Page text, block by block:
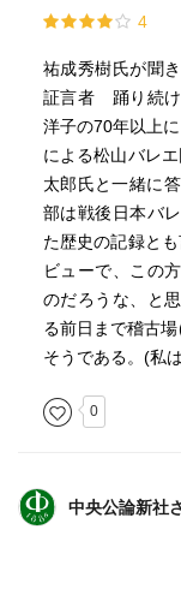
4
祐成秀樹氏が聞
証言者 踊り続
洋子の70年以上
による松山バレ
太郎氏と一緒に
部は戦後日本バ
た歴史の記録と
ビューで、この
のだろうな、と
る前日まで稽古
そうである。(私
0
中央公論新社